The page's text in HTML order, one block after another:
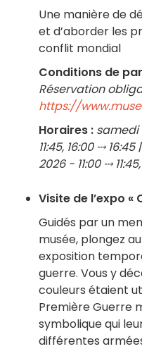
Une manière de
et d’aborder les
conflit mondial
Conditions de
Réservation
https://
Horaires : samedi
11:45, 16:00 ⤏
2026 - 11:00 ⤏
Visite de l’expo «
Guidés par un
musée, plongez
exposition
guerre. Vous y
couleurs étaient
Première Guerre
symbolique qui
différentes